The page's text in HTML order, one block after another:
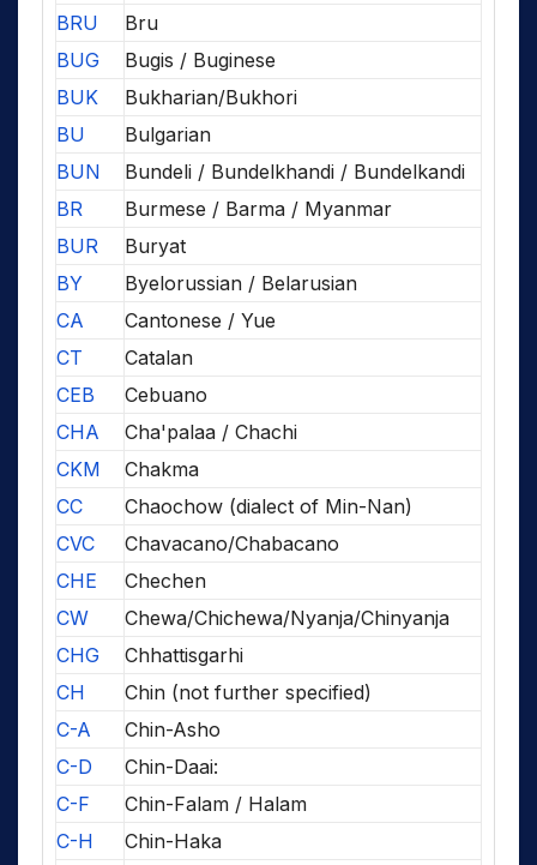
BRU
Bru
BUG
Bugis / Buginese
BUK
Bukharian/Bukhori
BU
Bulgarian
BUN
Bundeli / Bundelkhandi / Bundelkandi
BR
Burmese / Barma / Myanmar
BUR
Buryat
BY
Byelorussian / Belarusian
CA
Cantonese / Yue
CT
Catalan
CEB
Cebuano
CHA
Cha'palaa / Chachi
CKM
Chakma
CC
Chaochow (dialect of Min-Nan)
CVC
Chavacano/Chabacano
CHE
Chechen
CW
Chewa/Chichewa/Nyanja/Chinyanja
CHG
Chhattisgarhi
CH
Chin (not further specified)
C-A
Chin-Asho
C-D
Chin-Daai:
C-F
Chin-Falam / Halam
C-H
Chin-Haka